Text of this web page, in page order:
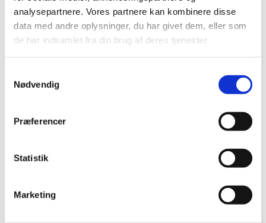
analysepartnere. Vores partnere kan kombinere disse
data med andre oplysninger, du har givet dem, eller som
de har indsamlet fra din brug af deres tjenester.
Nødvendig
Præferencer
Statistik
Marketing